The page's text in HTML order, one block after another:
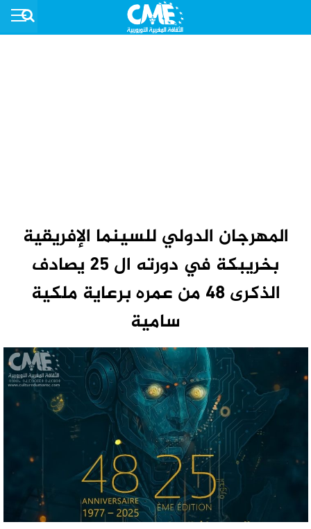
المهرجان الدولي للسينما الإفريقية
بخريبكة في دورته ال 25 يصادف
الذكرى 48 من عمره برعاية ملكية
سامية